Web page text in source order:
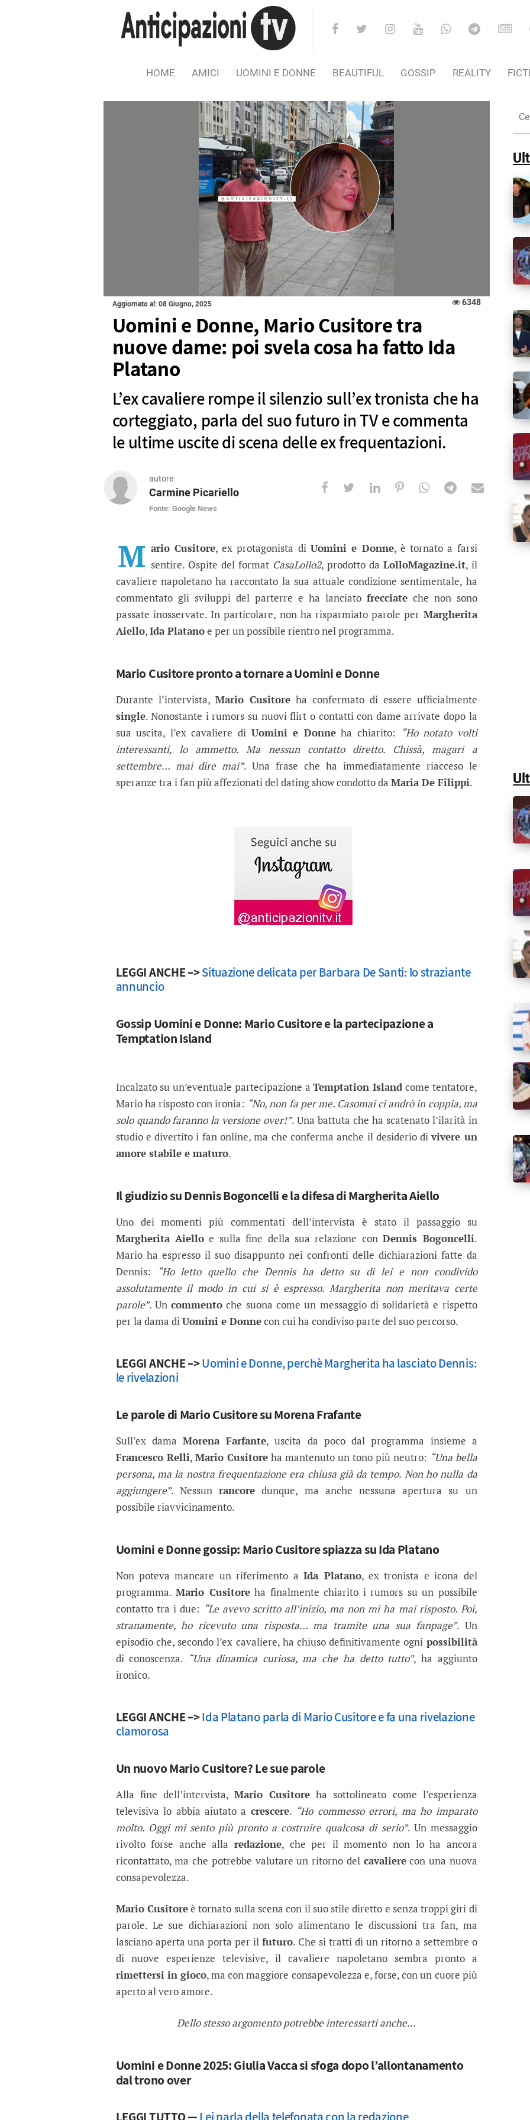
HOME AMICI UOMINI E DONNE BEAUTIFUL GOSSIP REALITY
Aggiornato al: 08 Giugno, 2025 6348
Uomini e Donne, Mario Cusitore tra
nuove dame: poi svela cosa ha fatto Ida
Platano
L’ex cavaliere rompe il silenzio sull’ex tronista che ha
corteggiato, parla del suo futuro in TV e commenta
le ultime uscite di scena delle ex frequentazioni.
autore:
Carmine Picariello
Fonte: Google News
Uomini e Donne, Mario Cusitore tra nuove dame: poi svela
L’ex cavaliere rompe il silenzio sull’ex tronista che ha corteggiato, parla del
M ario Cusitore, ex protagonista diUomini e Donne, è tornato a farsi
sentire. Ospite del format CasaLollo2, prodotto da LolloMagazine.it, il
cavaliere napoletano ha raccontato la sua attuale condizione sentimentale, ha
commentato gli sviluppi del parterre e ha lanciato frecciateche non sono
passate inosservate. In particolare, non ha risparmiato parole per Margherita
Aiello,Ida Platanoe per un possibile rientro nel programma.
Mario Cusitore pronto a tornare a Uomini e Donne
Durante l’intervista, Mario Cusitoreha confermato di essere ufficialmente
single. Nonostante i rumors su nuovi flirt o contatti con dame arrivate dopo la
sua uscita, l’ex cavaliere di Uomini e Donneha chiarito:
“Ho notato volti
interessanti, lo ammetto. Ma nessun contatto diretto. Chissà, magari a
settembre… mai dire mai”. Una frase che ha immediatamente riacceso le
speranze tra i fan più affezionati del dating show condotto da Maria De Filippi.
LEGGI ANCHE –>Situazione delicata per Barbara De Santi: lo straziante
annuncio
Gossip Uomini e Donne: Mario Cusitore e la partecipazione a
Temptation Island
Incalzato su un’eventuale partecipazione aTemptation Island come tentatore,
Mario ha risposto con ironia: “No, non fa per me. Casomai ci andrò in coppia, ma
solo quando faranno la versione over!”. Una battuta che ha scatenato l’ilarità in
studio e divertito i fan online, ma che conferma anche il desiderio divivere un
amore stabile e maturo.
Il giudizio su Dennis Bogoncelli e la difesa di Margherita Aiello
Uno dei momenti più commentati dell’intervista è stato il passaggio su
Margherita Aiello e sulla fine della sua relazione conDennis Bogoncelli.
Mario ha espresso il suo disappunto nei confronti delle dichiarazioni fatte da
Dennis:
“Ho letto quello che Dennis ha detto su di lei e non condivido
assolutamente il modo in cui si è espresso. Margherita non meritava certe
parole”. Uncommento che suona come un messaggio di solidarietà e rispetto
per la dama diUomini e Donnecon cui ha condiviso parte del suo percorso.
LEGGI ANCHE –>Uomini e Donne, perchè Margherita ha lasciato Dennis:
le rivelazioni
Le parole di Mario Cusitore su Morena Frafante
Sull’ex damaMorena Farfante, uscita da poco dal programma insieme a
Francesco Relli, Mario Cusitoreha mantenuto un tono più neutro: “Una bella
persona, ma la nostra frequentazione era chiusa già da tempo. Non ho nulla da
aggiungere”. Nessunrancore dunque, ma anche nessuna apertura su un
possibile riavvicinamento.
Uomini e Donne gossip: Mario Cusitore spiazza su Ida Platano
Non poteva mancare un riferimento aIda Platano, ex tronista e icona del
programma.Mario Cusitoreha finalmente chiarito i rumors su un possibile
contatto tra i due: “Le avevo scritto all’inizio, ma non mi ha mai risposto. Poi,
stranamente, ho ricevuto una risposta… ma tramite una sua fanpage”. Un
episodio che, secondo l’ex cavaliere, ha chiuso definitivamente ogni possibilità
di conoscenza. “Una dinamica curiosa, ma che ha detto tutto”, ha aggiunto
ironico.
LEGGI ANCHE –>Ida Platano parla di Mario Cusitore e fa una rivelazione
clamorosa
Un nuovo Mario Cusitore? Le sue parole
Alla fine dell’intervista,Mario Cusitore ha sottolineato come l’esperienza
televisiva lo abbia aiutato a crescere. “Ho commesso errori, ma ho imparato
molto. Oggi mi sento più pronto a costruire qualcosa di serio”. Un messaggio
rivolto forse anche alla redazione, che per il momento non lo ha ancora
ricontattato, ma che potrebbe valutare un ritorno del cavalierecon una nuova
consapevolezza.
Mario Cusitoreè tornato sulla scena con il suo stile diretto e senza troppi giri di
parole. Le sue dichiarazioni non solo alimentano le discussioni tra fan, ma
lasciano aperta una porta per ilfuturo. Che si tratti di un ritorno a settembre o
di nuove esperienze televisive, il cavaliere napoletano sembra pronto a
rimettersi in gioco, ma con maggiore consapevolezza e, forse, con un cuore più
aperto al vero amore.
Dello stesso argomento potrebbe interessarti anche…
Uomini e Donne 2025: Giulia Vacca si sfoga dopo l’allontanamento
dal trono over
nel
Sito